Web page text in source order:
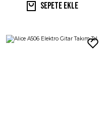
Sepete Ekle